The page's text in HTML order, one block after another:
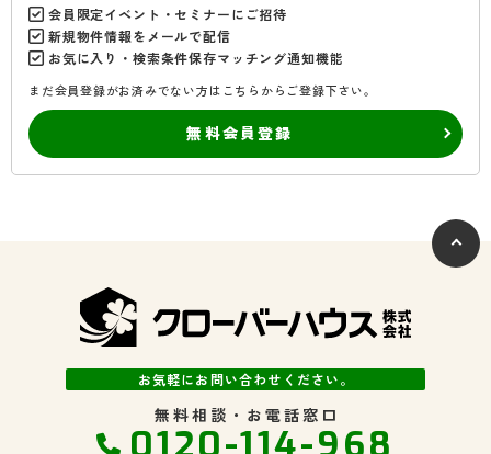
会員限定イベント・セミナーにご招待
新規物件情報をメールで配信
お気に入り・検索条件保存マッチング通知機能
まだ会員登録がお済みでない方はこちらからご登録下さい。
無料会員登録
お気軽にお問い合わせください。
無料相談・お電話窓口